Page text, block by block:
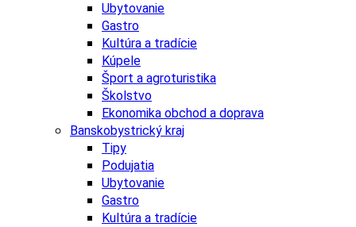
Ubytovanie
Gastro
Kultúra a tradície
Kúpele
Šport a agroturistika
Školstvo
Ekonomika obchod a doprava
Banskobystrický kraj
Tipy
Podujatia
Ubytovanie
Gastro
Kultúra a tradície